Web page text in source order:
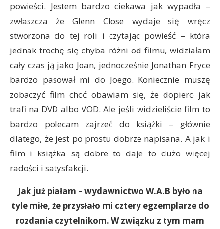
powieści. Jestem bardzo ciekawa jak wypadła –
zwłaszcza że Glenn Close wydaje się wręcz
stworzona do tej roli i czytając powieść – która
jednak trochę się chyba różni od filmu, widziałam
cały czas ją jako Joan, jednocześnie Jonathan Pryce
bardzo pasował mi do Joego. Koniecznie muszę
zobaczyć film choć obawiam się, że dopiero jak
trafi na DVD albo VOD. Ale jeśli widzieliście film to
bardzo polecam zajrzeć do książki – głównie
dlatego, że jest po prostu dobrze napisana. A jak i
film i książka są dobre to daje to dużo więcej
radości i satysfakcji.
Jak już piałam – wydawnictwo W.A.B było na
tyle miłe, że przysłało mi cztery egzemplarze do
rozdania czytelnikom. W związku z tym mam